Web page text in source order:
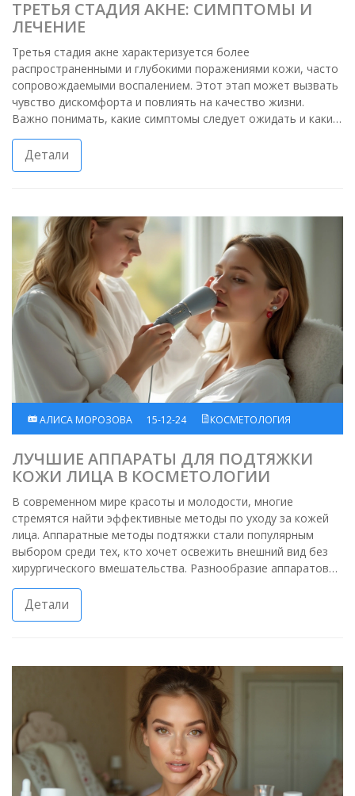
ТРЕТЬЯ СТАДИЯ АКНЕ: СИМПТОМЫ И
ЛЕЧЕНИЕ
Третья стадия акне характеризуется более
распространенными и глубокими поражениями кожи, часто
сопровождаемыми воспалением. Этот этап может вызвать
чувство дискомфорта и повлиять на качество жизни.
Важно понимать, какие симптомы следует ожидать и какие
методы лечения наиболее эффективны. В этой статье мы
рассмотрим все особенности третьей стадии акне и
предложим советы по уходу за кожей.
Детали
АЛИСА МОРОЗОВА 15-12-24 КОСМЕТОЛОГИЯ
ЛУЧШИЕ АППАРАТЫ ДЛЯ ПОДТЯЖКИ
КОЖИ ЛИЦА В КОСМЕТОЛОГИИ
В современном мире красоты и молодости, многие
стремятся найти эффективные методы по уходу за кожей
лица. Аппаратные методы подтяжки стали популярным
выбором среди тех, кто хочет освежить внешний вид без
хирургического вмешательства. Разнообразие аппаратов
для подтяжки кожи позволяет удовлетворить потребности
различных типов кожи и возрастных категорий. В статье
раскрываются особенности различных моделей и их
Детали